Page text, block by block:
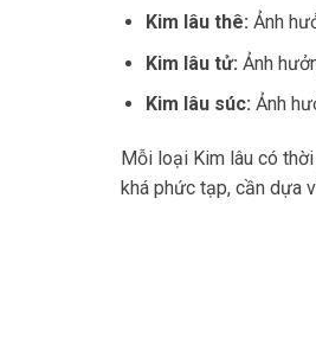
Kim lâu thê: Ảnh
Kim lâu tử: Ảnh
Kim lâu súc: Ảnh
Mỗi loại Kim lâu có
khá phức tạp, cần dựa